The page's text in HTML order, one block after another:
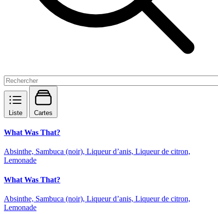
Liste Cartes
What Was That?
Absinthe, Sambuca (noir), Liqueur d’anis, Liqueur de citron,
Lemonade
What Was That?
Absinthe, Sambuca (noir), Liqueur d’anis, Liqueur de citron,
Lemonade